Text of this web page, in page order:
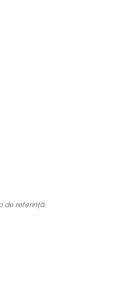
de referință.